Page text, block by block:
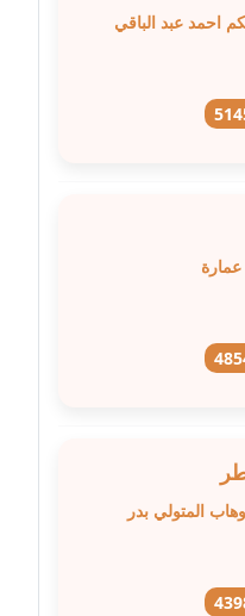
احمد عبد الباقي
المتولي بدر